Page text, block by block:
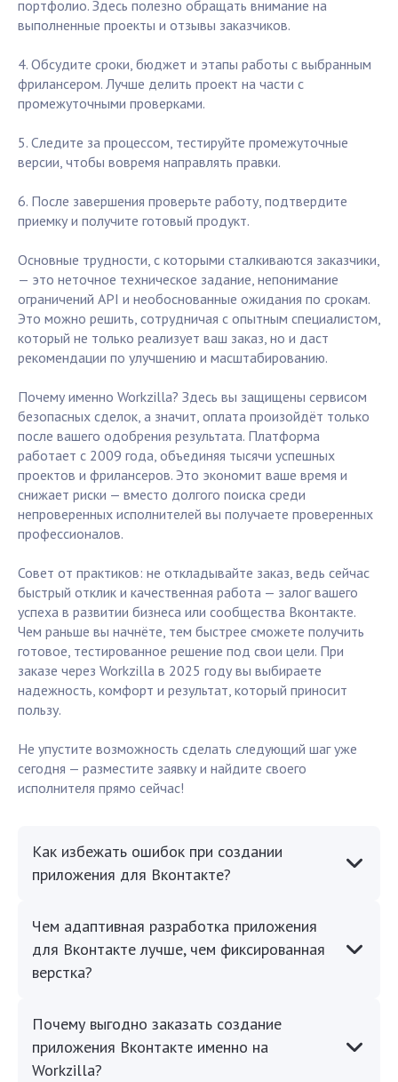
портфолио. Здесь полезно обращать внимание на
выполненные проекты и отзывы заказчиков.
4. Обсудите сроки, бюджет и этапы работы с выбранным
фрилансером. Лучше делить проект на части с
промежуточными проверками.
5. Следите за процессом, тестируйте промежуточные
версии, чтобы вовремя направлять правки.
6. После завершения проверьте работу, подтвердите
приемку и получите готовый продукт.
Основные трудности, с которыми сталкиваются заказчики,
— это неточное техническое задание, непонимание
ограничений API и необоснованные ожидания по срокам.
Это можно решить, сотрудничая с опытным специалистом,
который не только реализует ваш заказ, но и даст
рекомендации по улучшению и масштабированию.
Почему именно Workzilla? Здесь вы защищены сервисом
безопасных сделок, а значит, оплата произойдёт только
после вашего одобрения результата. Платформа
работает с 2009 года, объединяя тысячи успешных
проектов и фрилансеров. Это экономит ваше время и
снижает риски — вместо долгого поиска среди
непроверенных исполнителей вы получаете проверенных
профессионалов.
Совет от практиков: не откладывайте заказ, ведь сейчас
быстрый отклик и качественная работа — залог вашего
успеха в развитии бизнеса или сообщества Вконтакте.
Чем раньше вы начнёте, тем быстрее сможете получить
готовое, тестированное решение под свои цели. При
заказе через Workzilla в 2025 году вы выбираете
надежность, комфорт и результат, который приносит
пользу.
Не упустите возможность сделать следующий шаг уже
сегодня — разместите заявку и найдите своего
исполнителя прямо сейчас!
Как избежать ошибок при создании
приложения для Вконтакте?
Чем адаптивная разработка приложения
для Вконтакте лучше, чем фиксированная
верстка?
Почему выгодно заказать создание
приложения Вконтакте именно на
Workzilla?